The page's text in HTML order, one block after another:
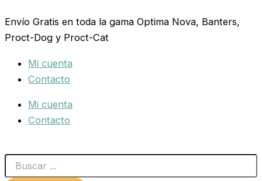
al
contenido
Envío Gratis en toda la gama Optima Nova, Banters,
Proct-Dog y Proct-Cat
Mi cuenta
Contacto
Mi cuenta
Contacto
...
NUEVO
CLASSIC
XS
cantidad